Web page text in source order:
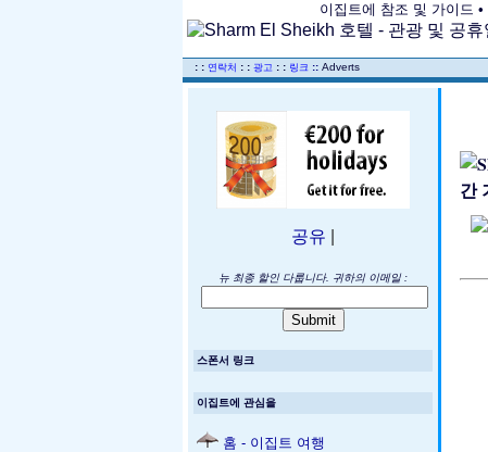
이집트에 참조 및 가이드
: : 연락처 : : 광고 : : 링크 :: Adverts
공유
뉴 최종 할인 다룹니다. 귀하의 이메일 :
스폰서 링크
이집트에 관심을
홈 - 이집트 여행